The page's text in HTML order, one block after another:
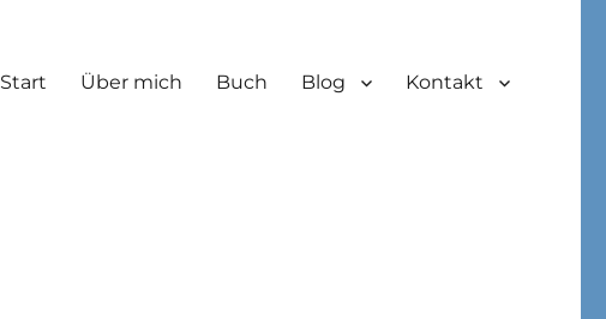
Start Über mich Buch Blog Kontakt